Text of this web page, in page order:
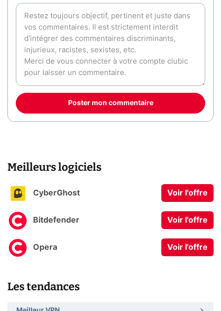
Poster mon commentaire
Meilleurs logiciels
CyberGhost Voir l'offre
Bitdefender Voir l'offre
Opera Voir l'offre
Les tendances